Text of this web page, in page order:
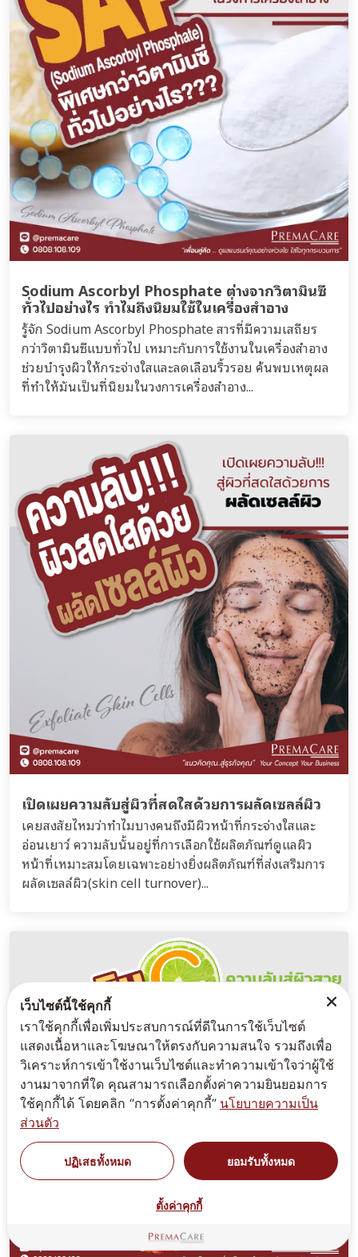
Sodium Ascorbyl Phosphate ต่างจากวิตามินซี
ทั่วไปอย่างไร ทำไมถึงนิยมใช้ในเครื่องสำอาง
รู้จัก Sodium Ascorbyl Phosphate สารที่มีความเสถียร
กว่าวิตามินซีแบบทั่วไป เหมาะกับการใช้งานในเครื่องสำอาง
ช่วยบำรุงผิวให้กระจ่างใสและลดเลือนริ้วรอย ค้นพบเหตุผล
ที่ทำให้มันเป็นที่นิยมในวงการเครื่องสำอาง...
เปิดเผยความลับสู่ผิวที่สดใสด้วยการผลัดเซลล์ผิว
เคยสงสัยไหมว่าทำไมบางคนถึงมีผิวหน้าที่กระจ่างใสและ
อ่อนเยาว์ ความลับนั้นอยู่ที่การเลือกใช้ผลิตภัณฑ์ดูแลผิว
หน้าที่เหมาะสมโดยเฉพาะอย่างยิ่งผลิตภัณฑ์ที่ส่งเสริมการ
ผลัดเซลล์ผิว(skin cell turnover)...
เว็บไซต์นี้ใช้คุกกี้
เราใช้คุกกี้เพื่อเพิ่มประสบการณ์ที่ดีในการใช้เว็บไซต์
แสดงเนื้อหาและโฆษณาให้ตรงกับความสนใจ รวมถึงเพื่อ
วิเคราะห์การเข้าใช้งานเว็บไซต์และทำความเข้าใจว่าผู้ใช้
งานมาจากที่ใด คุณสามารถเลือกตั้งค่าความยินยอมการ
ใช้คุกกี้ได้ โดยคลิก “การตั้งค่าคุกกี้” นโยบายความเป็น
ส่วนตัว
ปฏิเสธทั้งหมด ยอมรับทั้งหมด
ตั้งค่าคุกกี้